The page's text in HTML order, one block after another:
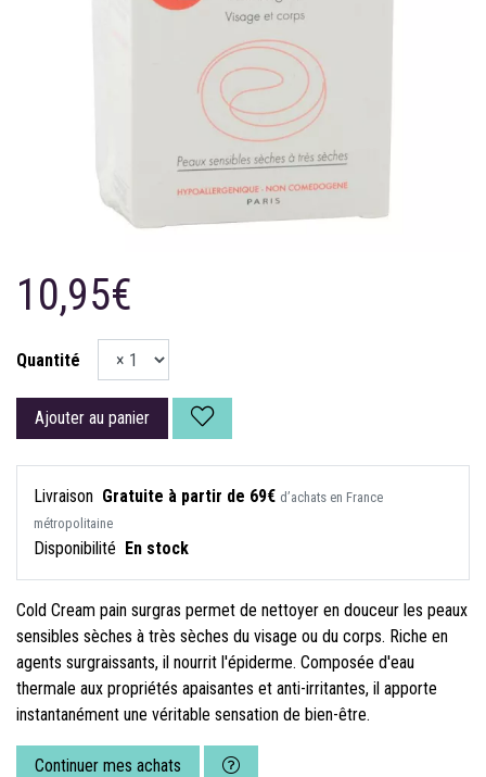
10,95€
Quantité
Ajouter au panier
Livraison Gratuite à partir de 69€ d’achats en France
métropolitaine
Disponibilité En stock
Cold Cream pain surgras permet de nettoyer en douceur les peaux
sensibles sèches à très sèches du visage ou du corps. Riche en
agents surgraissants, il nourrit l'épiderme. Composée d'eau
thermale aux propriétés apaisantes et anti-irritantes, il apporte
instantanément une véritable sensation de bien-être.
Continuer mes achats